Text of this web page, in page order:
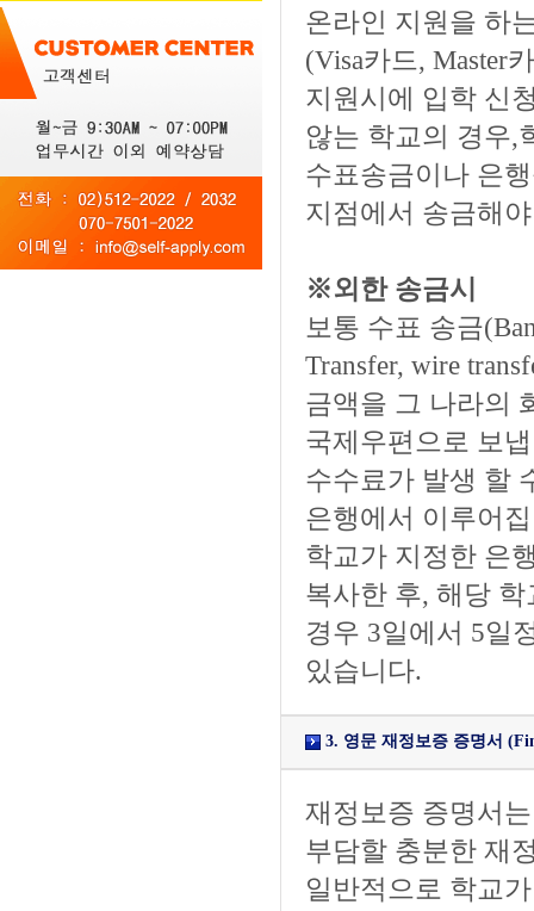
온라인 지원을 하
(Visa카드, Master
지원시에 입학 신
않는 학교의 경우,
수표송금이나 은
지점에서 송금해
※외한 송금시
보통 수표 송금
Transfer, wire
금액을 그 나라의
국제우편으로 보
수수료가 발생 할
은행에서 이루어
학교가 지정한 은
복사한 후, 해당
경우 3일에서 5일
있습니다.
3. 영문 재정보증 증명서
재정보증 증명서
부담할 충분한 재
일반적으로 학교